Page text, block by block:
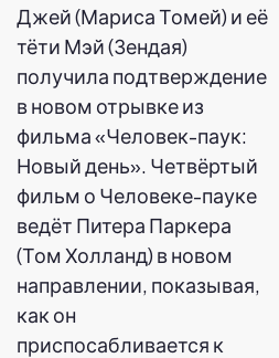
Джей (Мариса Томей) и её
тёти Мэй (Зендая)
получила подтверждение
в новом отрывке из
фильма «Человек-паук:
Новый день». Четвёртый
фильм о Человеке-пауке
ведёт Питера Паркера
(Том Холланд) в новом
направлении, показывая,
как он
приспосабливается к